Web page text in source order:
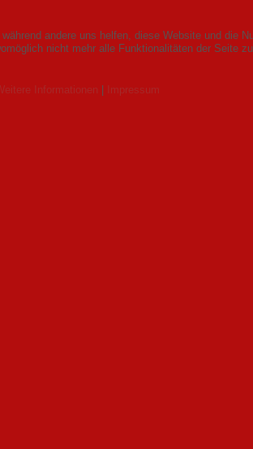
andere uns helfen, diese Website und die
nicht mehr alle Funktionalitäten der Seite
Informationen | Impressum